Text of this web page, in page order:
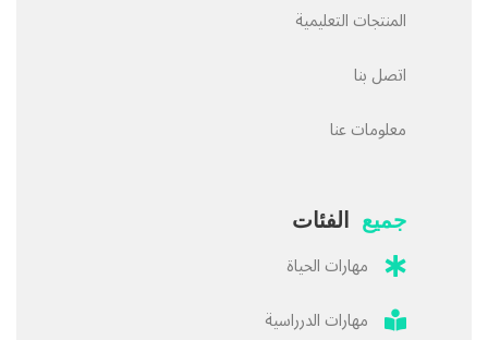
المنتجات التعليمية
اتصل بنا
معلومات عنا
جميع الفئات
مهارات الحياة
مهارات الدرراسية